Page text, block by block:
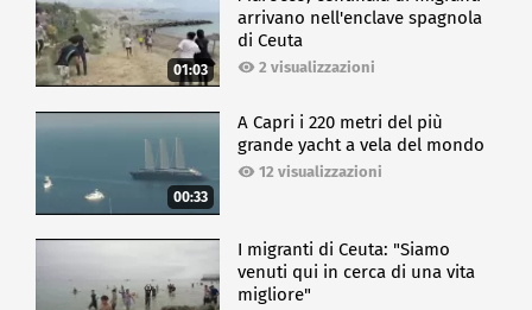
01:03
arrivano nell'enclave spagnola
di Ceuta
2 visualizzazioni
00:33
A Capri i 220 metri del più
grande yacht a vela del mondo
12 visualizzazioni
I migranti di Ceuta: "Siamo
venuti qui in cerca di una vita
migliore"